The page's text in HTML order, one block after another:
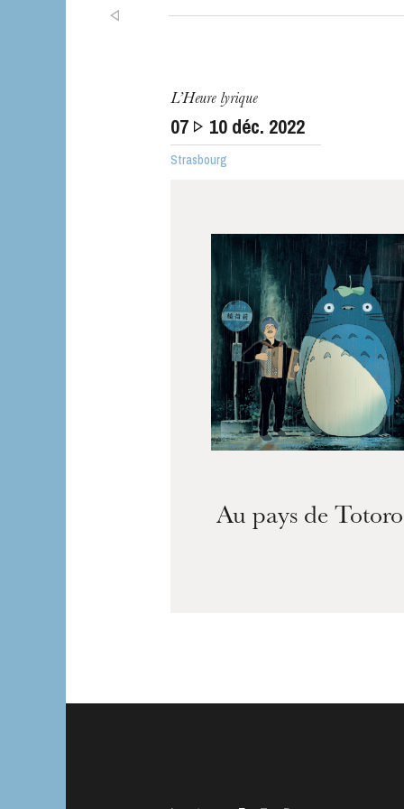
L’Heure lyrique
07 10déc. 2022
Strasbourg
Au pays de Totoro